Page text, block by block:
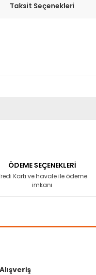
Taksit Seçenekleri
ÖDEME SEÇENEKLERİ
Kartı ve havale ile ödeme
imkanı